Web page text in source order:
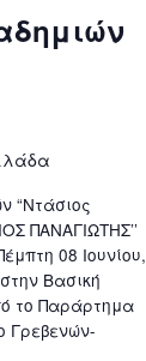
“Ντάσιος
ΠΑΝΑΓΙΩΤΗΣ’’
08 Ιουνίου,
Βασική
το Παράρτημα
Γρεβενών-